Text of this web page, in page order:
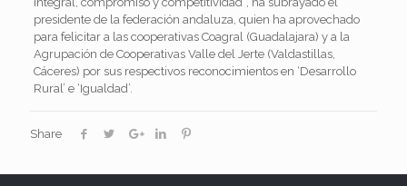
presidente de la federación andaluza, quien ha aprovechado
para felicitar a las cooperativas Coagral (Guadalajara) y a la
Agrupación de Cooperativas Valle del Jerte (Valdastillas,
Cáceres) por sus respectivos reconocimientos en ‘Desarrollo
Rural’ e ‘Igualdad’.
Share